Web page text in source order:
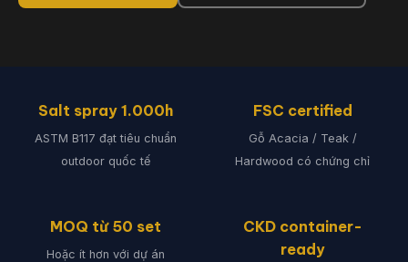
Salt spray 1.000h
ASTM B117 đạt tiêu chuẩn
outdoor quốc tế
FSC certified
Gỗ Acacia / Teak /
Hardwood có chứng chỉ
MOQ từ 50 set
Hoặc ít hơn với dự án
CKD container-
ready